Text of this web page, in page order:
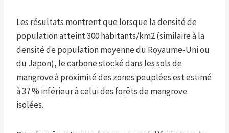
Les résultats montrent que lorsque la densité de
population atteint 300 habitants/km2 (similaire à la
densité de population moyenne du Royaume-Uni ou
du Japon), le carbone stocké dans les sols de
mangrove à proximité des zones peuplées est estimé
à 37 % inférieur à celui des forêts de mangrove
isolées.